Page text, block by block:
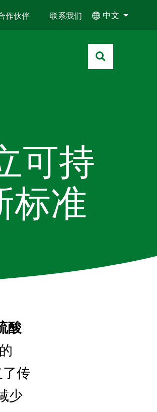
作伙伴 联系我们 中文
可持
标准
酸
传
少